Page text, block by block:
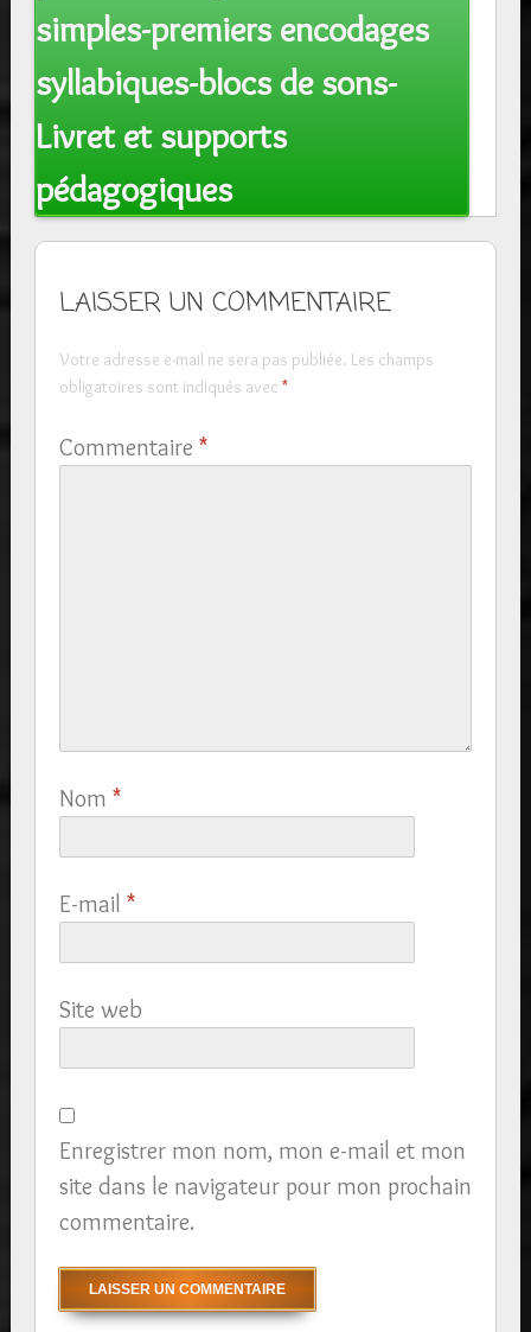
simples-premiers encodages
syllabiques-blocs de sons-
Livret et supports
pédagogiques
LAISSER UN COMMENTAIRE
Votre adresse e-mail ne sera pas publiée. Les champs
obligatoires sont indiqués avec *
Commentaire *
Nom *
E-mail *
Site web
Enregistrer mon nom, mon e-mail et mon
site dans le navigateur pour mon prochain
commentaire.